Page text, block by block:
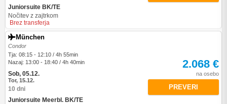
Juniorsuite BK/TE
Nočitev z zajtrkom
Brez transferja
München
Condor
Tja: 08:15 - 12:10 / 4h 55min
Nazaj: 13:00 - 18:40 / 4h 40min
Sob, 05.12.
Tor, 15.12.
10 dni
Juniorsuite Meerbl. BK/TE
2.068 €
na osebo
PREVERI